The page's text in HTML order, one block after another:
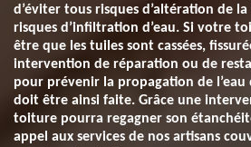
d’éviter tous risques d’altération de
risques d’infiltration d’eau. Si votre
être que les tuiles sont cassées,
intervention de réparation ou de
pour prévenir la propagation de l’eau
doit être ainsi faite. Grâce une
toiture pourra regagner son
appel aux services de nos artisans